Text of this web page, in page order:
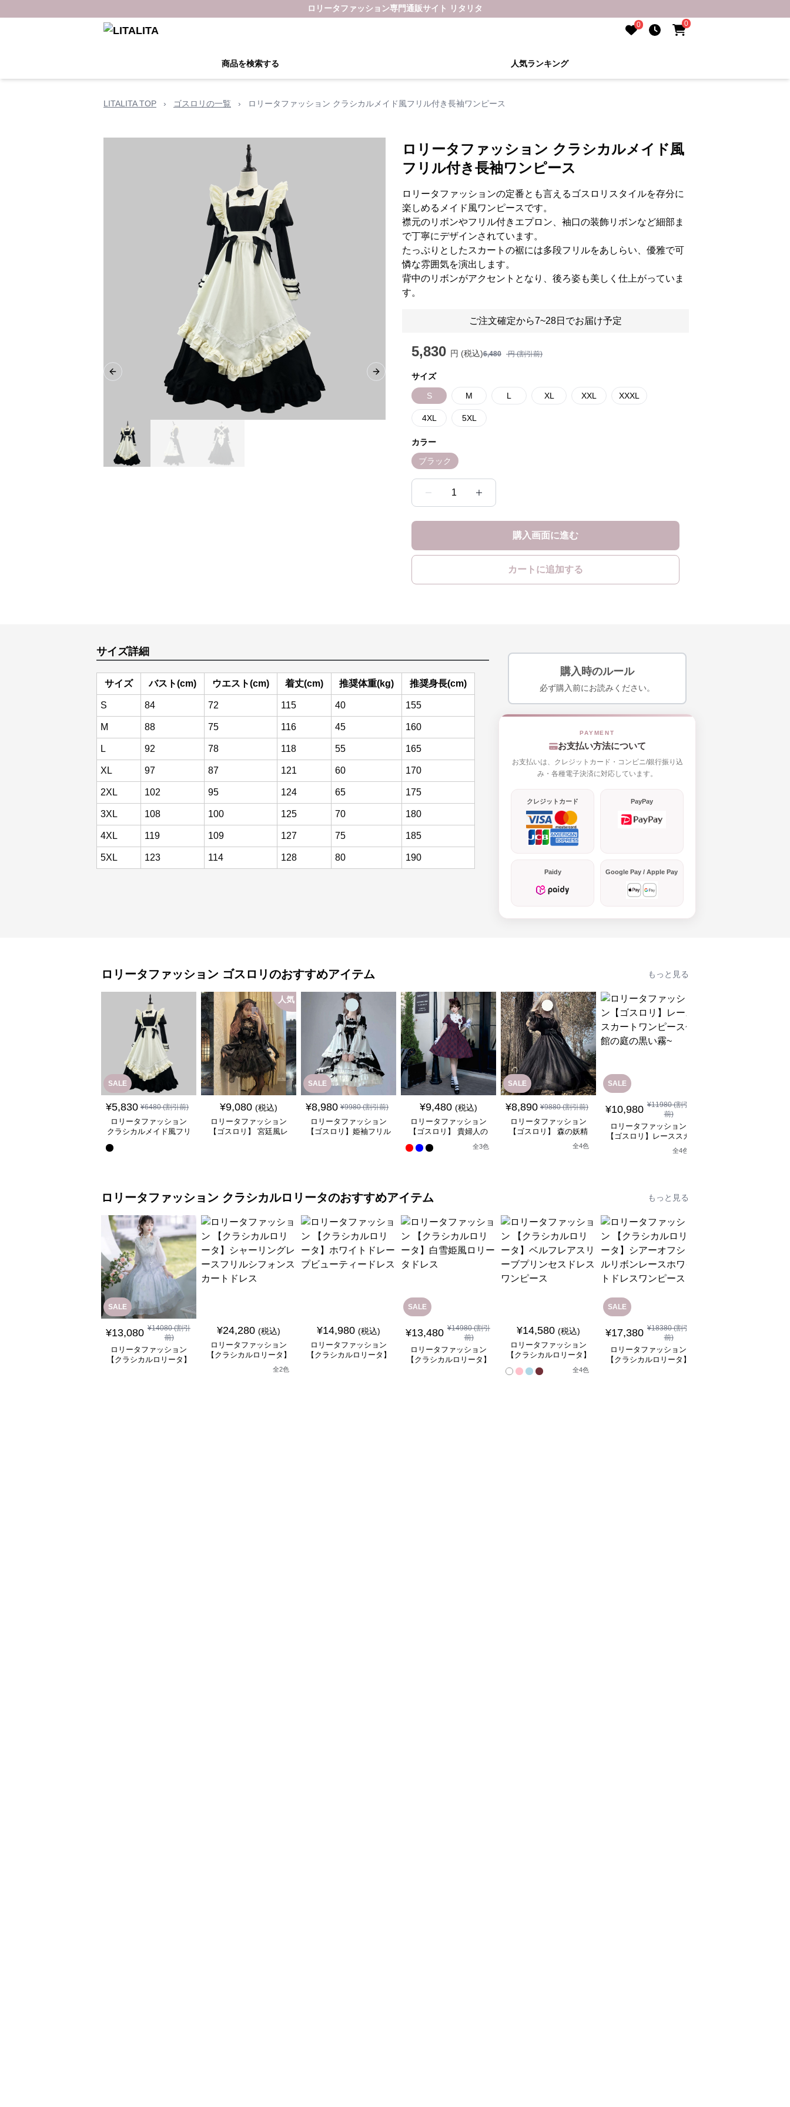
ロリータファッション専門通販サイト リタリタ
0 0
商品を検索する 人気ランキング
LITALITA TOP › ゴスロリの一覧 › ロリータファッション クラシカルメイド風フリル付き長袖ワンピース
Previous slide Next slide
ロリータファッション クラシカルメイド風
フリル付き長袖ワンピース
ロリータファッションの定番とも言えるゴスロリスタイルを存分に
楽しめるメイド風ワンピースです。
襟元のリボンやフリル付きエプロン、袖口の装飾リボンなど細部ま
で丁寧にデザインされています。
たっぷりとしたスカートの裾には多段フリルをあしらい、優雅で可
憐な雰囲気を演出します。
背中のリボンがアクセントとなり、後ろ姿も美しく仕上がっていま
す。
ご注文確定から7~28日でお届け予定
5,830 円 (税込)6,480 円 (割引前)
サイズ
S M L XL XXL XXXL
4XL 5XL
カラー
ブラック
1
購入画面に進む
カートに追加する
サイズ詳細
サイズ バスト(cm) ウエスト(cm) 着丈(cm) 推奨体重(kg) 推奨身長(cm)
S 84 72 115 40 155
M 88 75 116 45 160
L 92 78 118 55 165
XL 97 87 121 60 170
2XL 102 95 124 65 175
3XL 108 100 125 70 180
4XL 119 109 127 75 185
5XL 123 114 128 80 190
購入時のルール
必ず購入前にお読みください。
お支払い方法について
お支払いは、クレジットカード・コンビニ/銀行振り込
み・各種電子決済に対応しています。
クレジットカード PayPay
Paidy Google Pay / Apple Pay
ロリータファッション ゴスロリのおすすめアイテム もっと見る
SALE
¥5,830 ¥6480(割引前)
ロリータファッション
クラシカルメイド風フリ
人気
¥9,080 (税込)
ロリータファッション
【ゴスロリ】 宮廷風レ
SALE
¥8,980 ¥9980(割引前)
ロリータファッション
【ゴスロリ】姫袖フリル
¥9,480 (税込)
ロリータファッション
【ゴスロリ】 貴婦人の
優雅なティータイムドレ
全3色
SALE
¥8,890 ¥9880(割引前)
ロリータファッション
【ゴスロリ】 森の妖精
風ゴシックロリータワン
全4色
SALE
¥10,980 ¥11980(割引
前)
ロリータファッション
【ゴスロリ】レーススカ
ートワンピース~館の庭
全4色
ロリータファッション クラシカルロリータのおすすめアイテム もっと見る
SALE
¥13,080 ¥14080(割引
前)
ロリータファッション
【クラシカルロリータ】
¥24,280 (税込)
ロリータファッション
【クラシカルロリータ】
シャーリングレースフリ
ルシフォンスカートドレ
全2色
¥14,980 (税込)
ロリータファッション
【クラシカルロリータ】
SALE
¥13,480 ¥14980(割引
前)
ロリータファッション
【クラシカルロリータ】
¥14,580 (税込)
ロリータファッション
【クラシカルロリータ】
ベルフレアスリーブプリ
ンセスドレスワンピース
全4色
SALE
¥17,380 ¥18380(割引
前)
ロリータファッション
【クラシカルロリータ】